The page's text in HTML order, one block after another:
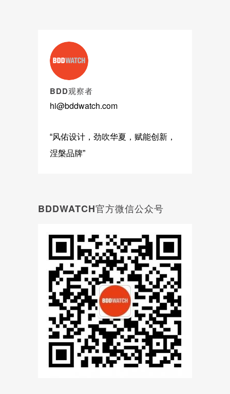
BDD观察者
hi@bddwatch.com
“风佑设计，劲吹华夏，赋能创新，
涅槃品牌”
BDDWATCH官方微信公众号